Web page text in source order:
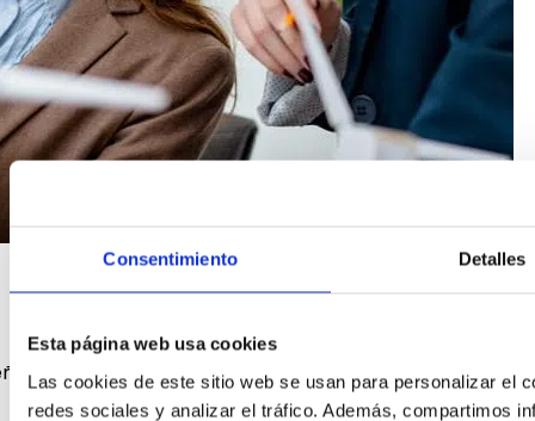
Consentimiento Detalles
Esta página web usa cookies
Las cookies de este sitio web se usan para personalizar el
redes sociales y analizar el tráfico. Además, compartimos